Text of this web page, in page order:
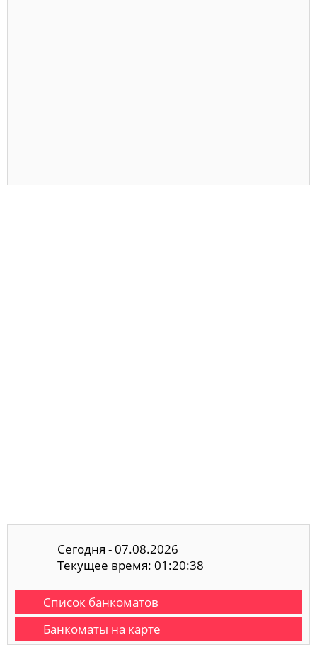
Сегодня - 07.08.2026
Текущее время: 01:20:39
Список банкоматов
Банкоматы на карте